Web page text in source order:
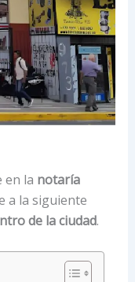
en la notaría
a la siguiente
de la ciudad.